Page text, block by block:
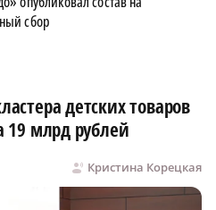
сбор
детских товаров
19 млрд рублей
Кристина Корецкая